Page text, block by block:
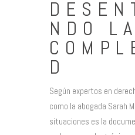
NDO LA
D
Según expertos en
como la abogada Sarah
situaciones es la